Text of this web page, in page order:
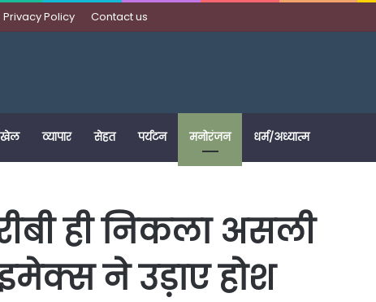
Privacy Policy Contact us
खेल व्यापार सेहत पर्यटन मनोरंजन धर्म/अध्यात्म
ही निकला असली
ने उड़ाए होश